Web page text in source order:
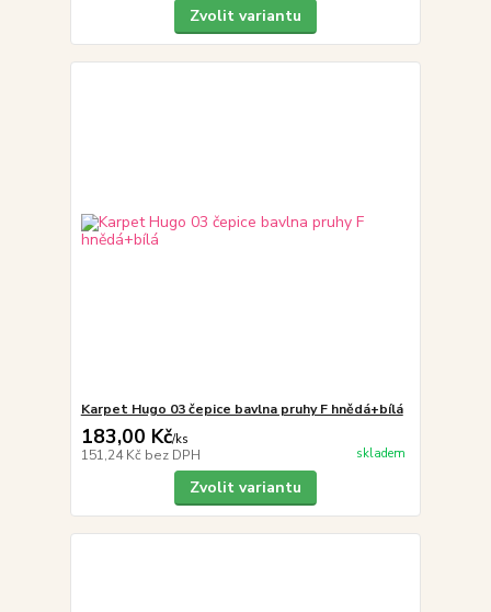
Zvolit variantu
Karpet Hugo 03 čepice bavlna pruhy F hnědá+bílá
183,00 Kč/ks
151,24 Kč bez DPH skladem
Zvolit variantu